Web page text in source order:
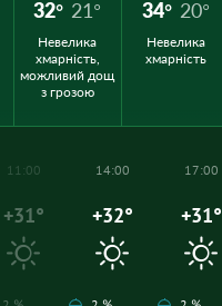
32° 21°
Невелика
хмарність,
можливий дощ
з грозою
34° 20°
Невелика
хмарність
11:00
+31°
14:00
+32°
17:00
+31°